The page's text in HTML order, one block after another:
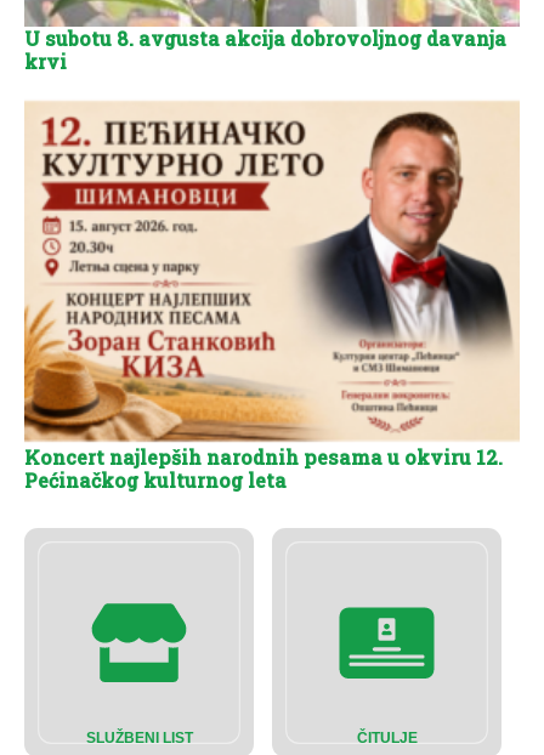
SLUŽBENI LIST ČITULJE
U subotu 8. avgusta akcija dobrovoljnog davanja
krvi
Koncert najlepših narodnih pesama u okviru 12.
Pećinačkog kulturnog leta